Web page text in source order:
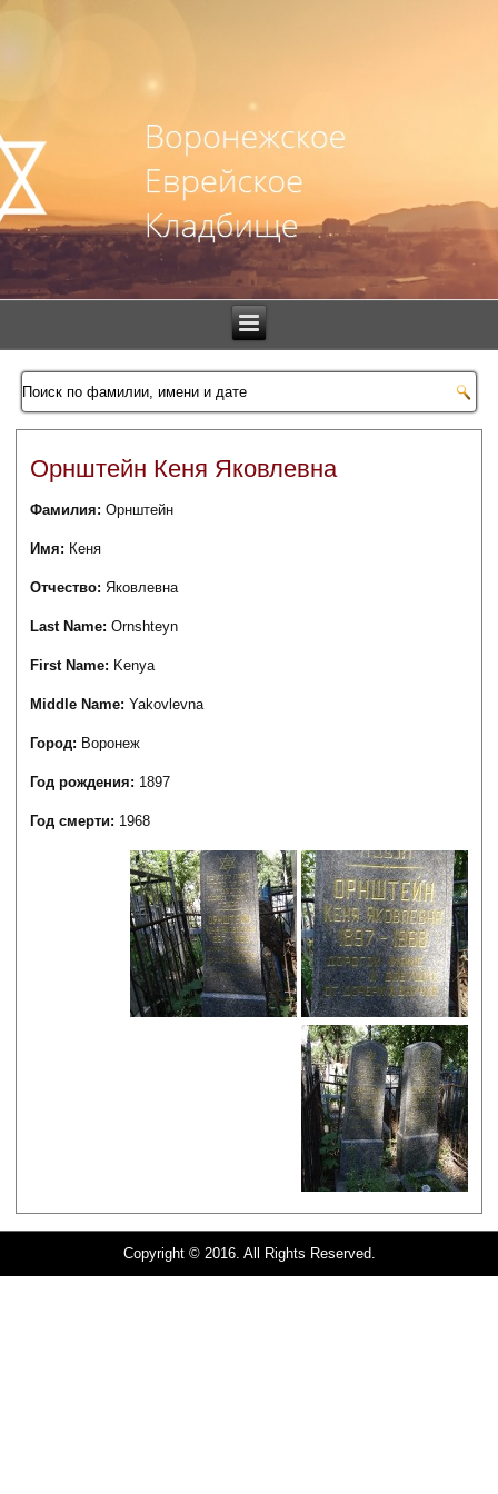
Орнштейн Кеня Яковлевна
Фамилия:Орнштейн
Имя: Кеня
Отчество:Яковлевна
Last Name:Ornshteyn
First Name: Kenya
Middle Name:Yakovlevna
Город: Воронеж
Год рождения: 1897
Год смерти: 1968
Copyright © 2016. All Rights Reserved.